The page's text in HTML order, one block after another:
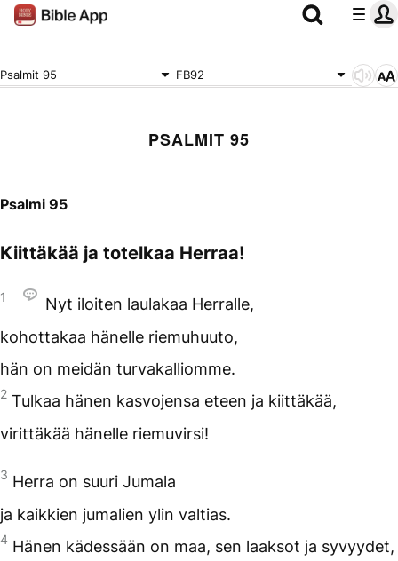
Psalmit 95 FB92
PSALMIT 95
Psalmi 95
Kiittäkää ja totelkaa Herraa!
1
Nyt iloiten laulakaa Herralle,
kohottakaa hänelle riemuhuuto,
hän on meidän turvakalliomme.
2 Tulkaa hänen kasvojensa eteen ja kiittäkää,
virittäkää hänelle riemuvirsi!
3 Herra on suuri Jumala
ja kaikkien jumalien ylin valtias.
4 Hänen kädessään on maa, sen laaksot ja syvyydet,